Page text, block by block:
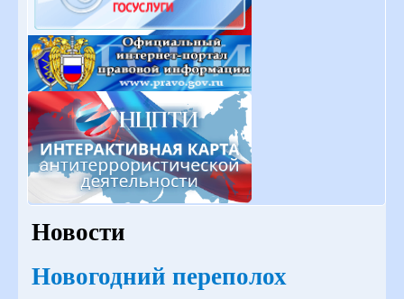
Новости
Новогодний переполох